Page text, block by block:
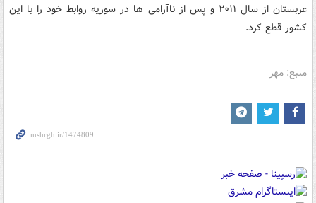
عربستان از سال ۲۰۱۱ و پس از ناآرامی ها در سوریه روابط خود را با این
کشور قطع کرد.
منبع: مهر